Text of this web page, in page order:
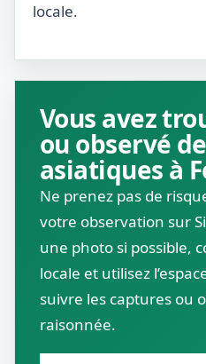
locale.
Vous avez
ou observé
asiatiques à
Ne prenez pas de
votre observation sur
une photo si possible,
locale et utilisez
suivre les captures ou
raisonnée.